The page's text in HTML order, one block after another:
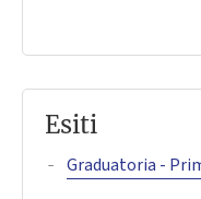
Esiti
Graduatoria -